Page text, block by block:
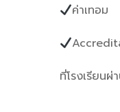
ค่าเทอม
ที่โรงเรียน